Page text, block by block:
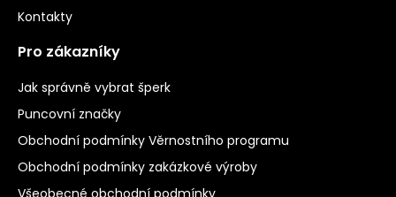
Kontakty
Pro zákazníky
Jak správně vybrat šperk
Puncovní značky
Obchodní podmínky Věrnostního programu
Obchodní podmínky zakázkové výroby
Všeobecné obchodní podmínky